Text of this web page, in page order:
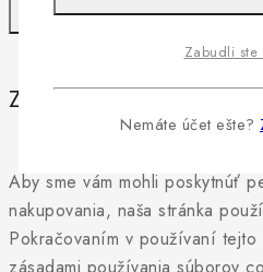
Záleží nám na vašom
Aby sme vám mohli poskytnúť
nakupovania, naša stránka
Pokračovaním v používaní tejto
zásadami používania súborov
Zabudli ste
Nemáte účet ešte?